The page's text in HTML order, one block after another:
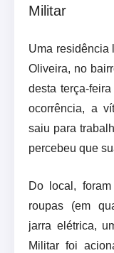
Militar
Uma residência
Oliveira, no
desta terça-
ocorrência, a
saiu para
percebeu que
Do local,
roupas (em
jarra elétrica,
Militar foi